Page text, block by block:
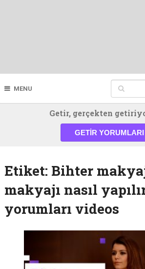
MENU
Getir, gerçekten
GETIR YORUMLARI
Etiket: Bihter
makyajı nasıl
yorumları videos